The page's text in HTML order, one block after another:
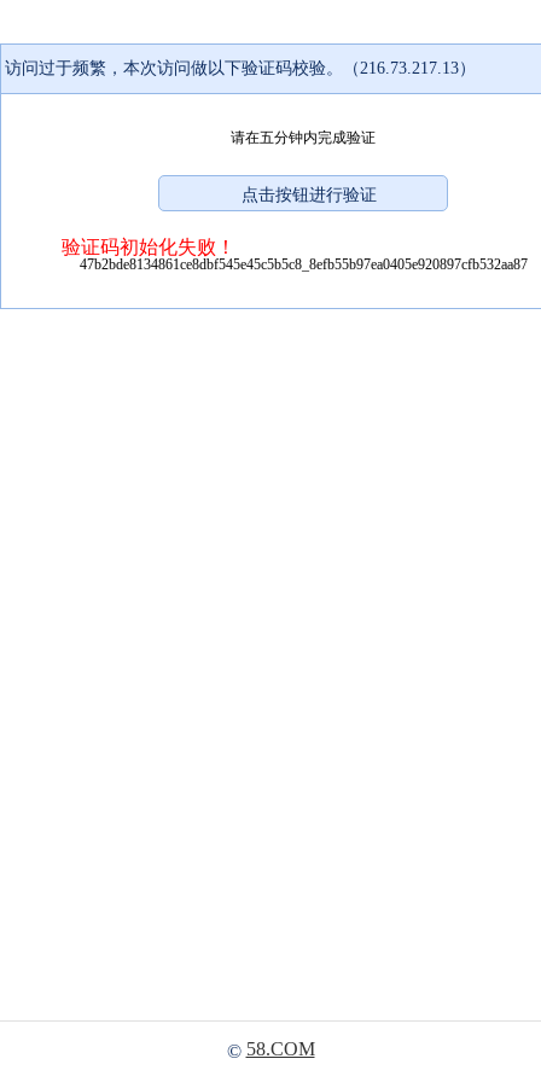
访问过于频繁，本次访问做以下验证码校验。（216.73.217.13）
请在五分钟内完成验证
验证码初始化失败！
47b2bde8134861ce8dbf545e45c5b5c8_8efb55b97ea0405e920897cfb532aa87
© 58.COM